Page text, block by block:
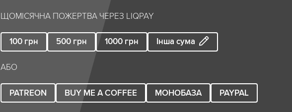
ЩОМІСЯЧНА ПОЖЕРТВА ЧЕРЕЗ LIQPAY
100 грн 500 грн 1000 грн Інша сума
АБО
PATREON BUY ME A COFFEE МОНОБАЗА PAYPAL